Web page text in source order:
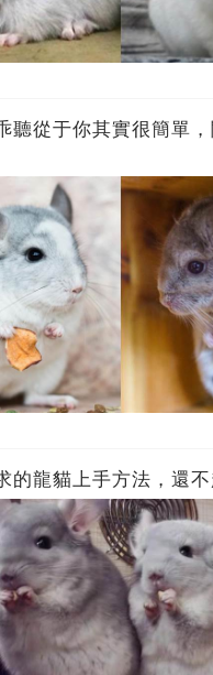
聽從于你其實很簡單
的龍貓上手方法，還不